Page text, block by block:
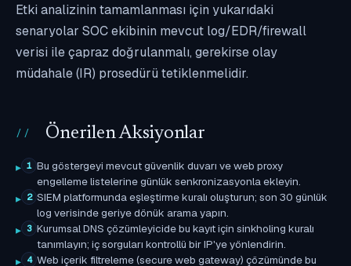
Etki analizinin tamamlanması için yukarıdaki
senaryolar SOC ekibinin mevcut log/EDR/firewall
verisi ile çapraz doğrulanmalı, gerekirse olay
müdahale (IR) prosedürü tetiklenmelidir.
Önerilen Aksiyonlar
1 Bu göstergeyi mevcut güvenlik duvarı ve web proxy
engelleme listelerine günlük senkronizasyonla ekleyin.
2 SIEM platformunda eşleştirme kuralı oluşturun; son 30 günlük
log verisinde geriye dönük arama yapın.
3 Kurumsal DNS çözümleyicide bu kayıt için sinkholing kuralı
tanımlayın; iç sorguları kontrollü bir IP'ye yönlendirin.
4 Web içerik filtreleme (secure web gateway) çözümünde bu